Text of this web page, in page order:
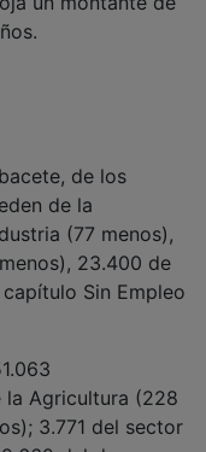
de la
(77 menos),
23.400 de
Sin Empleo
Agricultura (228
3.771 del sector
del de